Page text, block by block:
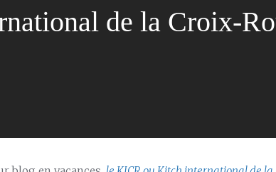
de la Croix-